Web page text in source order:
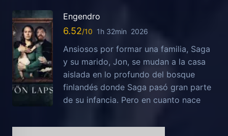
Engendro
6.52 1h 32min 2026
Ansiosos por formar una familia, Saga
y su marido, Jon, se mudan a la casa
aislada en lo profundo del bosque
finlandés donde Saga pasó gran parte
de su infancia. Pero en cuanto nace